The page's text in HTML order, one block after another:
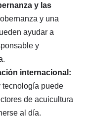
y las
y una
ayudar a
y
internacional:
tecnología puede
de acuicultura
al día.